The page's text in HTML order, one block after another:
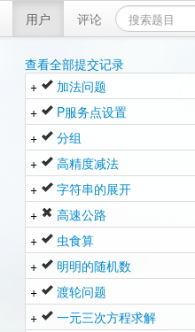
用户 评论
查看全部提交记录
+
加法问题
+
P服务点设置
+
分组
+
高精度减法
+
字符串的展开
+
高速公路
+
虫食算
+
明明的随机数
+
渡轮问题
+
一元三次方程求解